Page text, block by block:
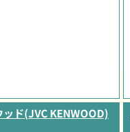
ド(JVC KENWOOD)